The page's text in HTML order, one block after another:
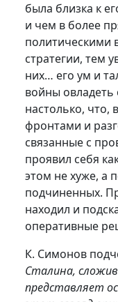
была близка к
и чем в более
политическими
стратегии, тем
них… его ум и
войны овладеть
настолько,
фронтами и
связанные с
проявил себя
этом не хуже, а
подчиненных.
находил и
оперативные
К. Симонов
Сталина,
представляет